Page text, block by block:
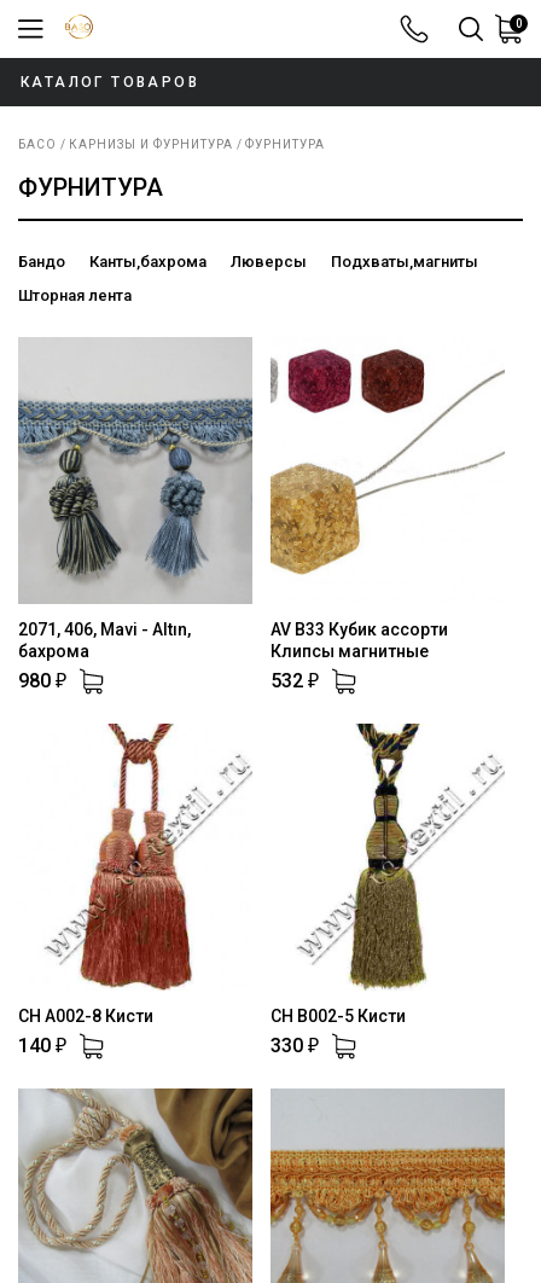
8-800-100-
0
КАТАЛОГ ТОВАРОВ
БАСО КАРНИЗЫ И ФУРНИТУРА ФУРНИТУРА
ФУРНИТУРА
Бандо Канты,бахрома Люверсы
Подхваты,магниты
Шторная лента
2071, 406, Mavi - Altın,
бахрома
980 ₽
AV B33 Кубик ассорти
Клипсы магнитные
532 ₽
CH A002-8 Кисти
140 ₽
CH B002-5 Кисти
330 ₽